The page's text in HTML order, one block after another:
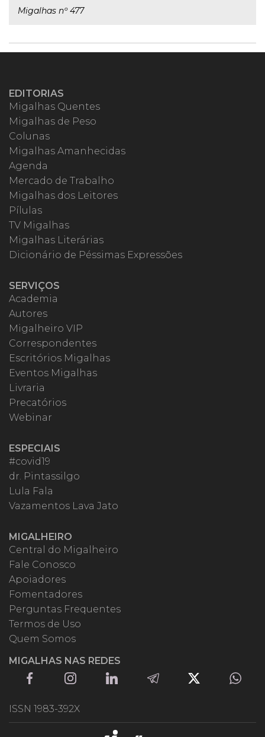
Migalhas nº 477
EDITORIAS
Migalhas Quentes
Migalhas de Peso
Colunas
Migalhas Amanhecidas
Agenda
Mercado de Trabalho
Migalhas dos Leitores
Pílulas
TV Migalhas
Migalhas Literárias
Dicionário de Péssimas Expressões
SERVIÇOS
Academia
Autores
Migalheiro VIP
Correspondentes
Escritórios Migalhas
Eventos Migalhas
Livraria
Precatórios
Webinar
ESPECIAIS
#covid19
dr. Pintassilgo
Lula Fala
Vazamentos Lava Jato
MIGALHEIRO
Central do Migalheiro
Fale Conosco
Apoiadores
Fomentadores
Perguntas Frequentes
Termos de Uso
Quem Somos
MIGALHAS NAS REDES
ISSN 1983-392X